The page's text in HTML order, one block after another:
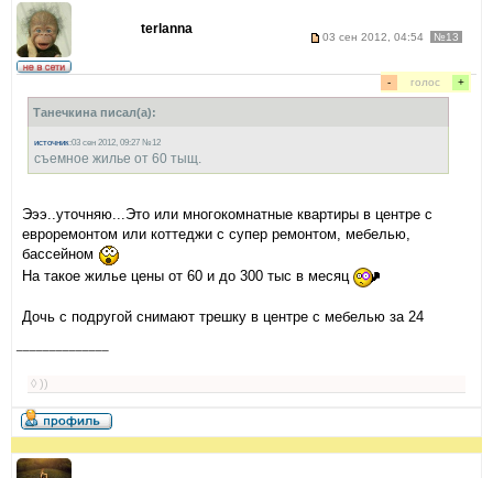
terlanna
03 сен 2012, 04:54 №13
- голос +
Танечкина писал(а):
источник:03 сен 2012, 09:27 №12
съемное жилье от 60 тыщ.
Эээ..уточняю...Это или многокомнатные квартиры в центре с
евроремонтом или коттеджи с супер ремонтом, мебелью,
бассейном
На такое жилье цены от 60 и до 300 тыс в месяц
Дочь с подругой снимают трешку в центре с мебелью за 24
◊ ))